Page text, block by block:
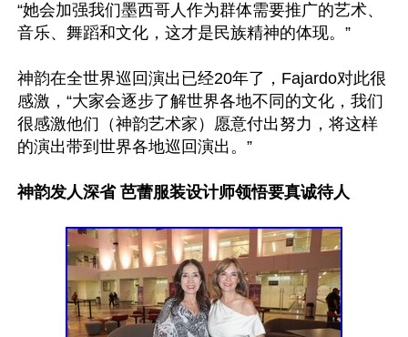
“她会加强我们墨西哥人作为群体需要推广的艺术、
音乐、舞蹈和文化，这才是民族精神的体现。”
神韵在全世界巡回演出已经20年了，Fajardo对此很
感激，“大家会逐步了解世界各地不同的文化，我们
很感激他们（神韵艺术家）愿意付出努力，将这样
的演出带到世界各地巡回演出。”
神韵发人深省 芭蕾服装设计师领悟要真诚待人